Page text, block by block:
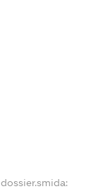
dossier.smida: